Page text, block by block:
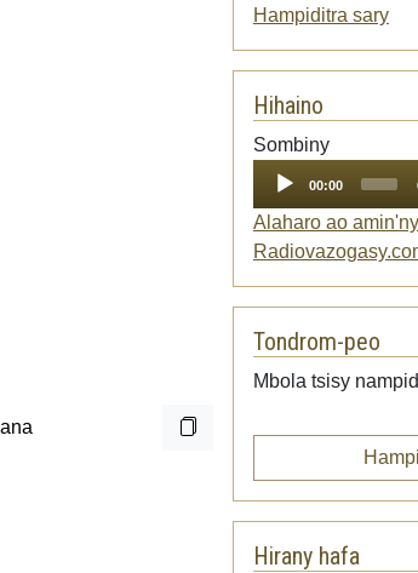
Hampiditra sary
Hihaino
SombinyAudio
00:00
Alaharo ao amin'ny
Tondrom-peo
Mbola tsisy
Hirany hafa